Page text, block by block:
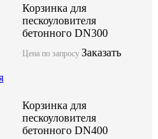
Корзинка для
пескоуловителя
бетонного DN300
Цена по запросуЗаказать
Корзинка для
пескоуловителя
бетонного DN400